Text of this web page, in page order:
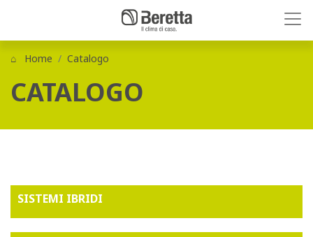
Home Catalogo
CATALOGO
SISTEMI IBRIDI